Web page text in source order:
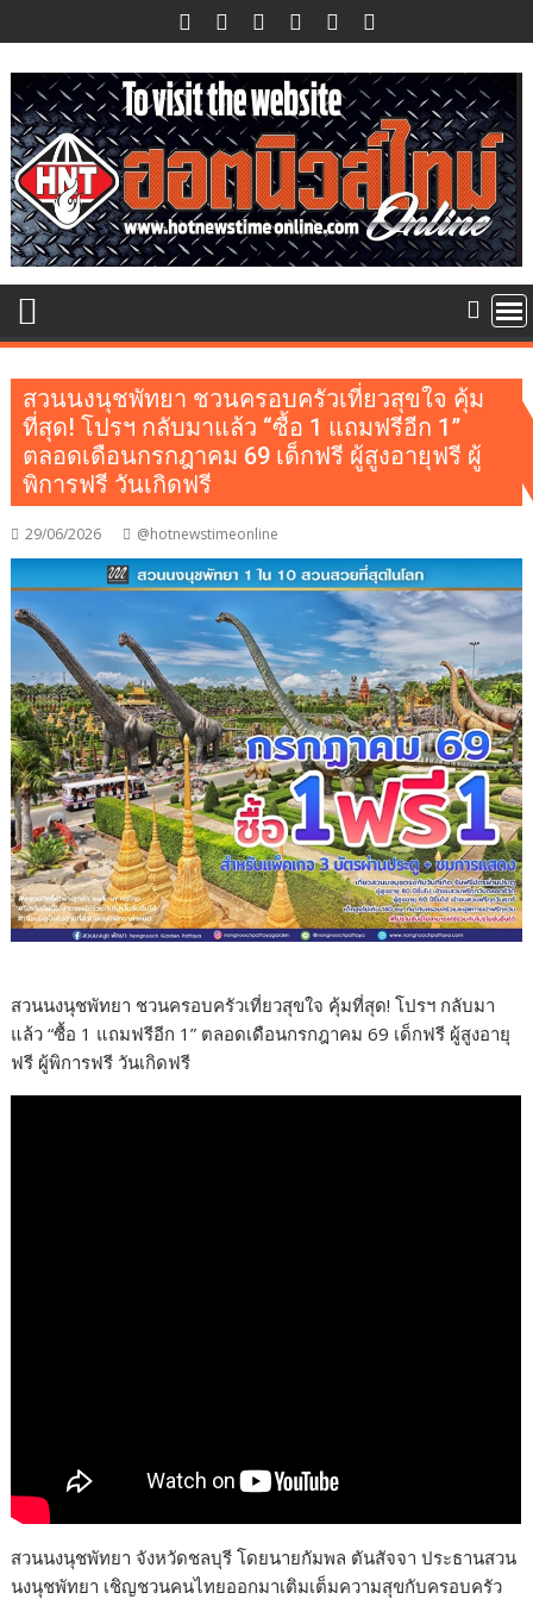
to
content
สวนนงนุชพัทยา ชวนครอบครัวเที่ยวสุขใจ คุ้ม
ที่สุด! โปรฯ กลับมาแล้ว “ซื้อ 1 แถมฟรีอีก 1”
ตลอดเดือนกรกฎาคม 69 เด็กฟรี ผู้สูงอายุฟรี ผู้
พิการฟรี วันเกิดฟรี
29/06/2026 @hotnewstimeonline
สวนนงนุชพัทยา ชวนครอบครัวเที่ยวสุขใจ คุ้มที่สุด! โปรฯ กลับมา
แล้ว “ซื้อ 1 แถมฟรีอีก 1” ตลอดเดือนกรกฎาคม 69 เด็กฟรี ผู้สูงอายุ
ฟรี ผู้พิการฟรี วันเกิดฟรี
สวนนงนุชพัทยา จังหวัดชลบุรี โดยนายกัมพล ตันสัจจา ประธานสวน
นงนุชพัทยา เชิญชวนคนไทยออกมาเติมเต็มความสุขกับครอบครัว